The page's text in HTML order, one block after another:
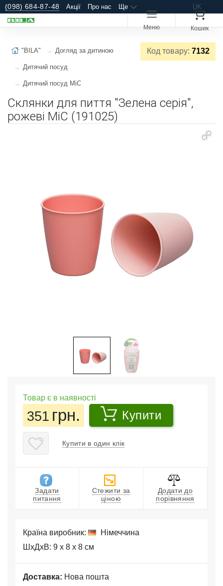
(098) 684-87-48 Акції Про нас Ще UK
Меню Кошик
Код товару: 7132
"BILA" Догляд за дитиною
Дитячий посуд
Дитячий посуд MiC
Склянки для пиття "Зелена серія",
рожеві MiC (191025)
Товар є в наявності
351 грн. Купити
Купити в один клік
Задати
питання
Стежити за
ціною
Додати до
порівняння
Країна виробник:
Німеччина
ШхДхВ: 9 x 8 x 8 см
Доставка: Нова пошта